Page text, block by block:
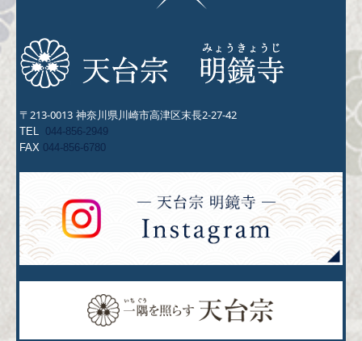
〒213-0013 神奈川県川崎市高津区末長2-27-42
TEL 044-856-2949
FAX 044-856-6780